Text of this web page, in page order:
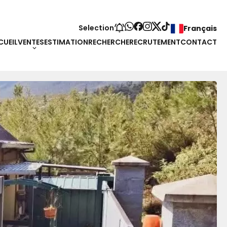
Selection
Français
VENTESESTIMATIONRECHERCHERECRUTEMENTCONTACT